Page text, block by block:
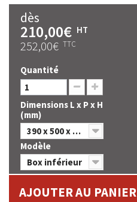
dès
210,00€ HT
252,00€ TTC
Quantité
Dimensions L x P x H
(mm)
390 x 500 x 960
Modèle
Box inférieur
AJOUTER AU PANIER